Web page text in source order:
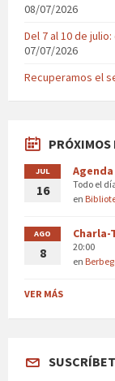
08/07/2026
Del 7 al 10 de
07/07/2026
Recuperamos el
PRÓXIMOS
JUL
16
Todo el
en
AGO
8
20:00
en
VER MÁS